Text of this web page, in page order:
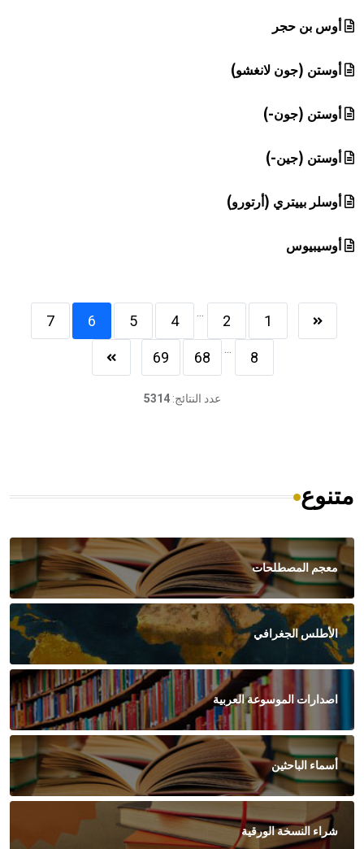
أوس بن حجر
أوستن (جون لانغشو)
أوستن (جون-)
أوستن (جين-)
أوسلر بييتري (أرتورو)
أوسيبيوس
1
2
...
4
5
6
7
8
...
68
69
عدد النتائج:5314
متنوع
معجم المصطلحات
الأطلس الجغرافي
اصدارات الموسوعة العربية
أسماء الباحثين
شراء النسخة الورقية